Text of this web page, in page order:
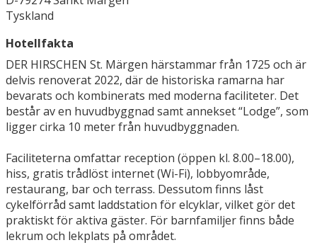
Tyskland
Hotellfakta
DER HIRSCHEN St. Märgen härstammar från 1725 och är
delvis renoverat 2022, där de historiska ramarna har
bevarats och kombinerats med moderna faciliteter. Det
består av en huvudbyggnad samt annekset “Lodge”, som
ligger cirka 10 meter från huvudbyggnaden.
Faciliteterna omfattar reception (öppen kl. 8.00–18.00),
hiss, gratis trådlöst internet (Wi-Fi), lobbyområde,
restaurang, bar och terrass. Dessutom finns låst
cykelförråd samt laddstation för elcyklar, vilket gör det
praktiskt för aktiva gäster. För barnfamiljer finns både
lekrum och lekplats på området.